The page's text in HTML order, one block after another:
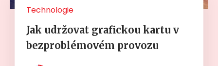
Technologie
Jak udržovat grafickou kartu v
bezproblémovém provozu